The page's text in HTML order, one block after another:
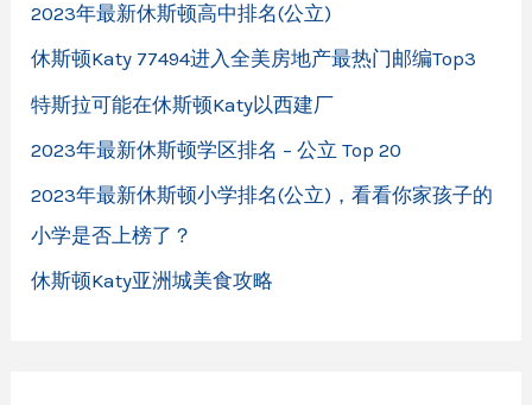
2023年最新休斯顿高中排名(公立)
休斯顿Katy 77494进入全美房地产最热门邮编Top3
特斯拉可能在休斯顿Katy以西建厂
2023年最新休斯顿学区排名 – 公立 Top 20
2023年最新休斯顿小学排名(公立)，看看你家孩子的
小学是否上榜了？
休斯顿Katy亚洲城美食攻略